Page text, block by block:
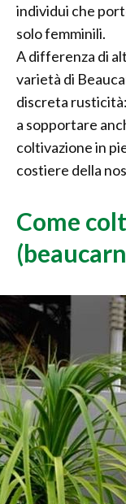
individui che
solo femminili.
A differenza di
varietà di
discreta
a sopportare
coltivazione in
costiere della
Come